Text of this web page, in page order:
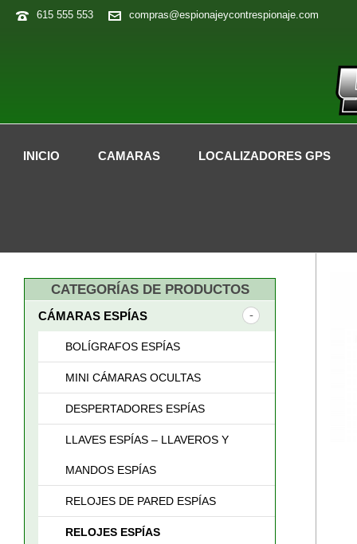
615 555 553 compras@espionajeycontrespionaje.com
INICIO CAMARAS LOCALIZADORES GPS
CATEGORÍAS DE PRODUCTOS
CÁMARAS ESPÍAS
BOLÍGRAFOS ESPÍAS
MINI CÁMARAS OCULTAS
DESPERTADORES ESPÍAS
LLAVES ESPÍAS – LLAVEROS Y
MANDOS ESPÍAS
RELOJES DE PARED ESPÍAS
RELOJES ESPÍAS